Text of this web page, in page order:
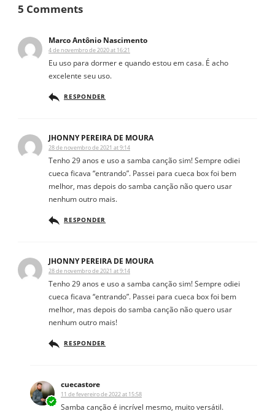
5 Comments
Marco Antônio Nascimento
4 de novembro de 2020 at 16:21
Eu uso para dormer e quando estou em casa. É acho
excelente seu uso.
RESPONDER
JHONNY PEREIRA DE MOURA
28 de novembro de 2021 at 9:14
Tenho 29 anos e uso a samba canção sim! Sempre odiei
cueca ficava “entrando”. Passei para cueca box foi bem
melhor, mas depois do samba canção não quero usar
nenhum outro mais.
RESPONDER
JHONNY PEREIRA DE MOURA
28 de novembro de 2021 at 9:14
Tenho 29 anos e uso a samba canção sim! Sempre odiei
cueca ficava “entrando”. Passei para cueca box foi bem
melhor, mas depois do samba canção não quero usar
nenhum outro mais!
RESPONDER
cuecastore
11 de fevereiro de 2022 at 15:58
Samba canção é incrível mesmo, muito versátil.